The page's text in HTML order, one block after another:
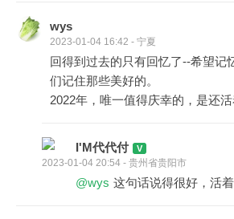
wys
2023-01-04 16:42 - 宁夏
回得到过去的只有回忆了--希望记
们记住那些美好的。
2022年，唯一值得庆幸的，是还活
I'M代代付
2023-01-04 20:54 - 贵州省贵阳市
@wys 这句话说得很好，活